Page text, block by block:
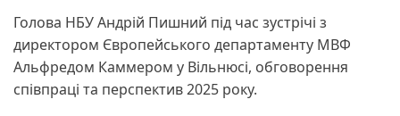
Голова НБУ Андрій Пишний під час зустрічі з
директором Європейського департаменту МВФ
Альфредом Каммером у Вільнюсі, обговорення
співпраці та перспектив 2025 року.